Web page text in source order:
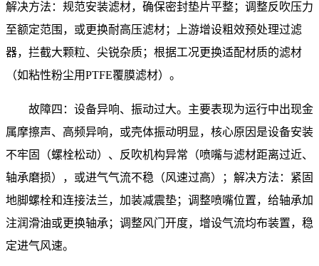
解决方法：规范安装滤材，确保密封垫片平整；调整反吹压力
至额定范围，或更换耐高压滤材；上游增设粗效预处理过滤
器，拦截大颗粒、尖锐杂质；根据工况更换适配材质的滤材
（如粘性粉尘用PTFE覆膜滤材）。
故障四：设备异响、振动过大。主要表现为运行中出现金
属摩擦声、高频异响，或壳体振动明显，核心原因是设备安装
不牢固（螺栓松动）、反吹机构异常（喷嘴与滤材距离过近、
轴承磨损），或进气气流不稳（风速过高）；解决方法：紧固
地脚螺栓和连接法兰，加装减震垫；调整喷嘴位置，给轴承加
注润滑油或更换轴承；调整风门开度，增设气流均布装置，稳
定进气风速。